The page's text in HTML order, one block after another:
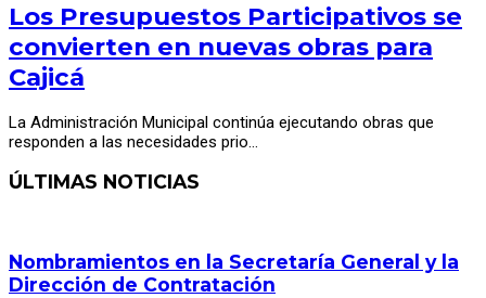
Los Presupuestos Participativos se
convierten en nuevas obras para
Cajicá
La Administración Municipal continúa ejecutando obras que
responden a las necesidades prio…
ÚLTIMAS NOTICIAS
Nombramientos en la Secretaría General y la
Dirección de Contratación